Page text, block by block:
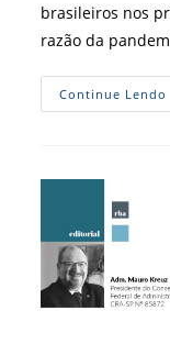
brasileiros nos
razão da
Continue Lendo